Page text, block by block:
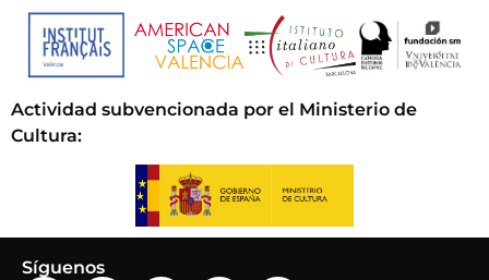
Actividad subvencionada por el Ministerio de
Cultura:
Síguenos